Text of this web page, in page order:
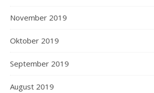
November 2019
Oktober 2019
September 2019
August 2019